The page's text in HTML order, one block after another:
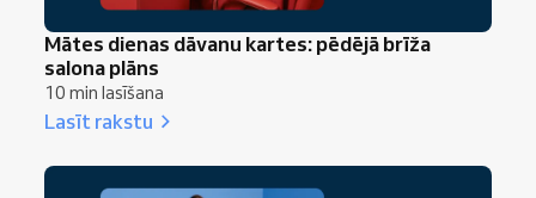
Mātes dienas dāvanu kartes: pēdējā brīža
salona plāns
10 min lasīšana
Lasīt rakstu